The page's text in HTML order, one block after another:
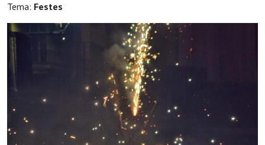
Tema: Festes